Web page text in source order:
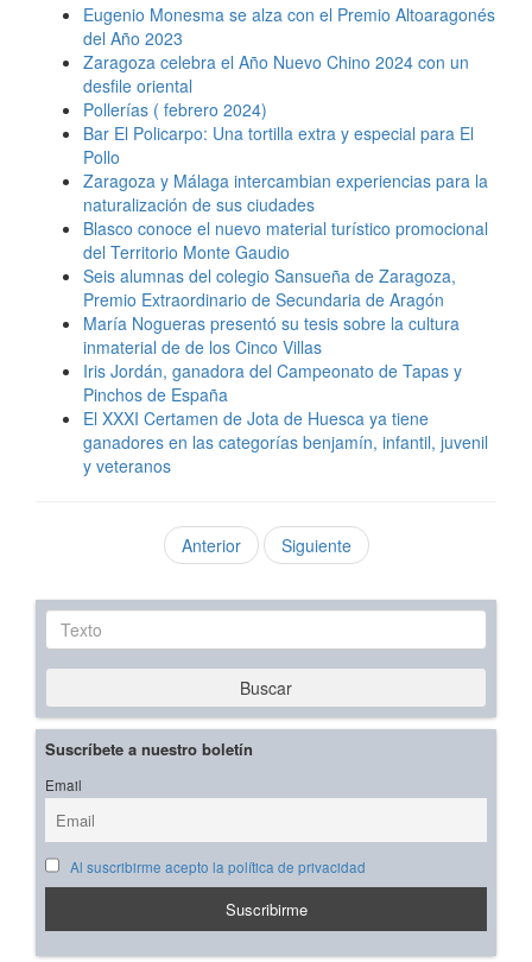
Eugenio Monesma se alza con el Premio Altoaragonés
del Año 2023
Zaragoza celebra el Año Nuevo Chino 2024 con un
desfile oriental
Pollerías ( febrero 2024)
Bar El Policarpo: Una tortilla extra y especial para El
Pollo
Zaragoza y Málaga intercambian experiencias para la
naturalización de sus ciudades
Blasco conoce el nuevo material turístico promocional
del Territorio Monte Gaudio
Seis alumnas del colegio Sansueña de Zaragoza,
Premio Extraordinario de Secundaria de Aragón
María Nogueras presentó su tesis sobre la cultura
inmaterial de de los Cinco Villas
Iris Jordán, ganadora del Campeonato de Tapas y
Pinchos de España
El XXXI Certamen de Jota de Huesca ya tiene
ganadores en las categorías benjamín, infantil, juvenil
y veteranos
Anterior Siguiente
Texto
Buscar
Suscríbete a nuestro boletín
Email
Al suscribirme acepto la política de privacidad